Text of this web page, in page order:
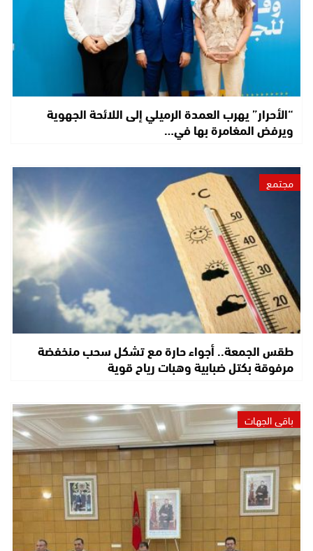
“الأحرار” يهرب العمدة الرميلي إلى اللائحة الجهوية
ويرفض المغامرة بها في…
مجتمع
طقس الجمعة.. أجواء حارة مع تشكل سحب منخفضة
مرفوقة بكتل ضبابية وهبات رياح قوية
باقي الجهات